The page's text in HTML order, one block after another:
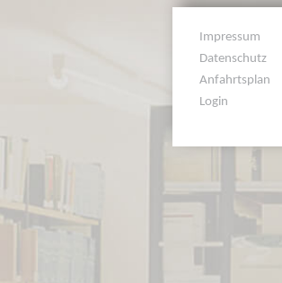
Impressum
Datenschutz
Anfahrtsplan
Login